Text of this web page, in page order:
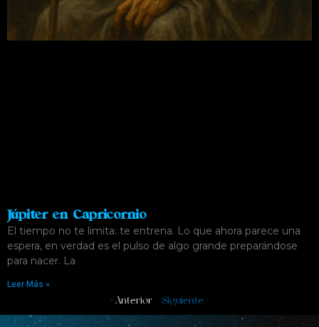
Júpiter en Capricornio
El tiempo no te limita: te entrena. Lo que ahora parece una
espera, en verdad es el pulso de algo grande preparándose
para nacer. La
Leer Más »
« Anterior Siguiente »